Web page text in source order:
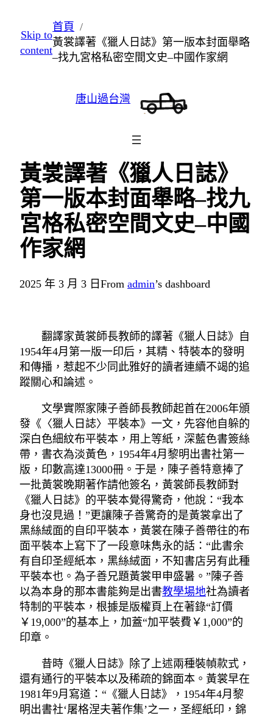
至
主
Skip to
content
首頁
黃裳譯著《獵人日誌》第一版本封面舉略
–找九宮格私密空間文史–中國作家網
唐山過台灣
黃裳譯著《獵人日誌》
第一版本封面舉略–找九
宮格私密空間文史–中國
作家網
2025 年 3 月 3 日 From admin’s dashboard
翻譯家黃裳師長教師的譯著《獵人日誌》自
1954年4月第一版一印后，其精、特裝本的發明
和傳播，惹起不少同此雅好的讀者連續不竭的追
蹤關心和論述。
文學實際家陳子善師長教師起首在2006年頒
發《〈獵人日誌〉平裝本》一文，先容他自躲的
深白色細紋布平裝本，用上等紙，深藍色書簽絲
帶，書衣為淡黃色，1954年4月黎明出書社第一
版，印數高達13000冊。于是，陳子善特意捧了
一批黃裳晚期著作請他簽名，黃裳師長教師對
《獵人日誌》的平裝本覺得驚奇，他說：“我本
身也沒見過！”更讓陳子善驚奇的是黃裳拿出了
黑絲絨面的自印平裝本，黃裳在陳子善帶往的布
面平裝本上寫下了一段意味雋永的話：“此書余
有自印圣經紙本，黑絲絨面，不知書店另有此種
平裝本也。為子善兄題黃裳甲申盛暑。”陳子善
以為本身的那本書能夠是出書教學場地社為讀者
特制的平裝本，根據是版權頁上在著錄“訂價
￥19,000”的基本上，加蓋“加平裝費￥1,000”的
印章。
昔時《獵人日誌》除了上述兩種裝幀款式，
還有通行的平裝本以及稀疏的錦面本。黃裳早在
1981年9月寫道：“《獵人日誌》，1954年4月黎
明出書社‘屠格涅夫著作集’之一，圣經紙印，錦